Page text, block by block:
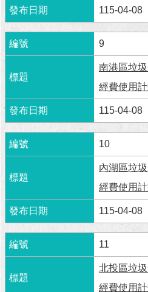
新
澄
清
雙
語
詞
彙
台
北
情
系
公
參
115-04-08
9
南港區垃
經費使用
115-04-08
10
內湖區垃
經費使用
115-04-08
11
北投區垃
經費使用